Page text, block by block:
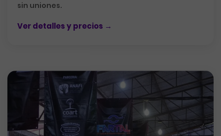
sin uniones.
Ver detalles y precios →